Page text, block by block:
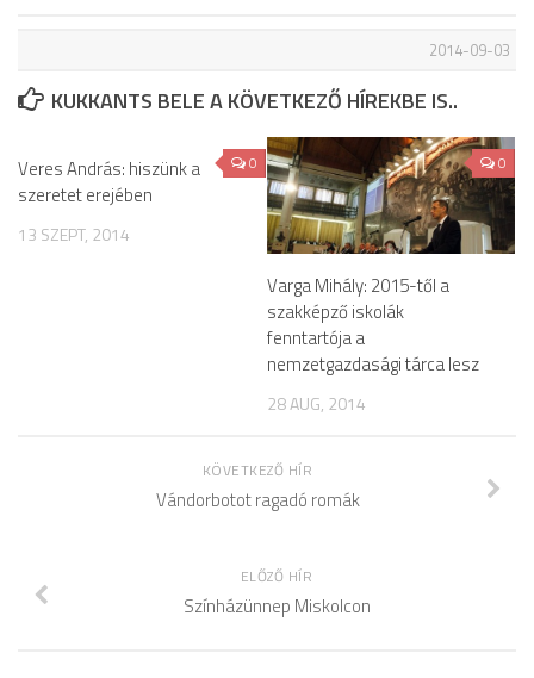
2014-09-03
KUKKANTS BELE A KÖVETKEZŐ HÍREKBE IS..
0
Veres András: hiszünk a
szeretet erejében
13 SZEPT, 2014
0
Varga Mihály: 2015-től a
szakképző iskolák
fenntartója a
nemzetgazdasági tárca lesz
28 AUG, 2014
KÖVETKEZŐ HÍR
Vándorbotot ragadó romák
ELŐZŐ HÍR
Színházünnep Miskolcon